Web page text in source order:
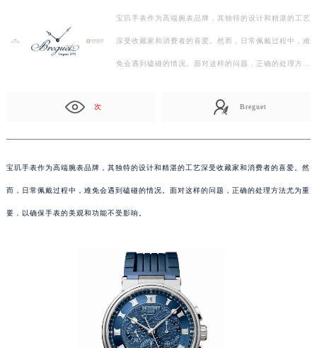
宝玑手表作为高端腕表品牌，其独特的设计和精湛的工艺
深受收藏家和消费者的喜爱。然而，日常佩戴过程中，难
免会遇到磕碰的情况。面对这样的问题，正确的处理方
次 Breguet
宝玑手表作为高端腕表品牌，其独特的设计和精湛的工艺深受收藏家和消费者的喜爱。然
而，日常佩戴过程中，难免会遇到磕碰的情况。面对这样的问题，正确的处理方法尤为重
要，以确保手表的美观和功能不受影响。